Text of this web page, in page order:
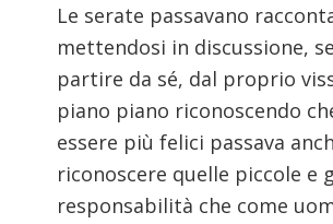
Le serate passavano
mettendosi in discussione,
partire da sé, dal proprio
piano piano riconoscendo
essere più felici passava
riconoscere quelle piccole e
responsabilità che come